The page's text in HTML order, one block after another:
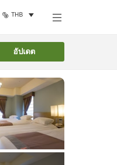
THB
อัปเดต
ค้นหาห้องพัก